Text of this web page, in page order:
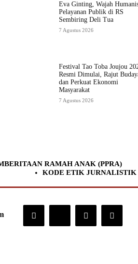
Eva Ginting, Wajah
Pelayanan Publik di RS
Sembiring Deli Tua
7 Agustus 2026
Festival Tao Toba Joujou
Resmi Dimulai, Rajut
dan Perkuat Ekonomi
Masyarakat
7 Agustus 2026
RAMAH ANAK (PPRA)
KODE ETIK JURNALISTIK